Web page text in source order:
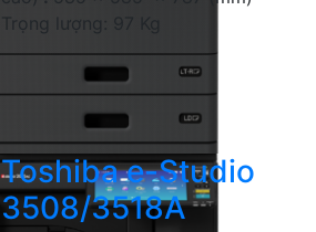
Trọng lượng: 97 Kg
Toshiba e-Studio
3508/3518A